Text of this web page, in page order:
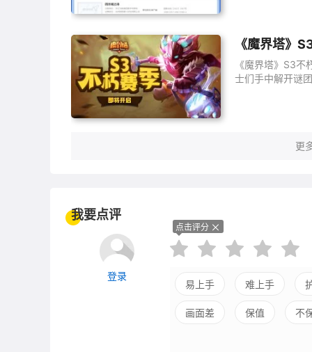
《魔界塔》
《魔界塔》S3
士们手中解开谜
更
我要点评
登录
点击评分
易上手 难上手
画面差 保值 不